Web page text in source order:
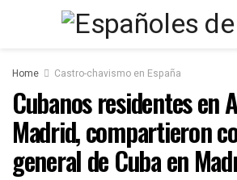
Home Castro-chavismo en España
Cubanos residentes en
Madrid, compartieron
general de Cuba en